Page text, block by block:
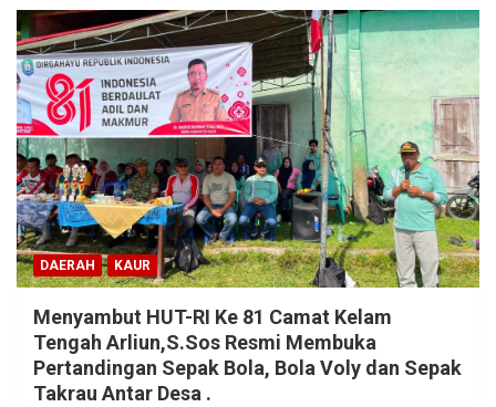
DAERAH KAUR
Menyambut HUT-RI Ke 81 Camat Kelam
Tengah Arliun,S.Sos Resmi Membuka
Pertandingan Sepak Bola, Bola Voly dan Sepak
Takrau Antar Desa .